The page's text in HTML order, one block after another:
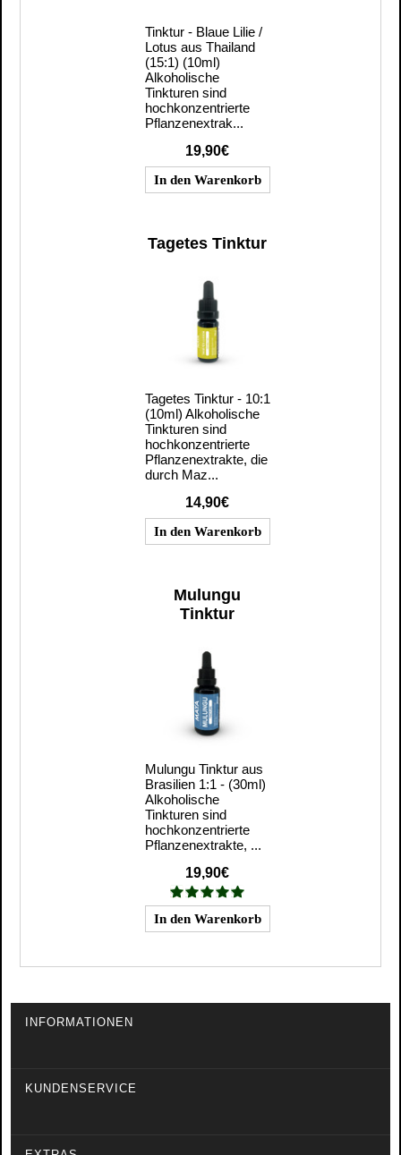
Tinktur - Blaue Lilie /
Lotus aus Thailand
(15:1) (10ml)
Alkoholische
Tinkturen sind
hochkonzentrierte
Pflanzenextrak...
19,90€
Tagetes Tinktur
Tagetes Tinktur - 10:1
(10ml) Alkoholische
Tinkturen sind
hochkonzentrierte
Pflanzenextrakte, die
durch Maz...
14,90€
Mulungu
Tinktur
Mulungu Tinktur aus
Brasilien 1:1 - (30ml)
Alkoholische
Tinkturen sind
hochkonzentrierte
Pflanzenextrakte, ...
19,90€
INFORMATIONEN
KUNDENSERVICE